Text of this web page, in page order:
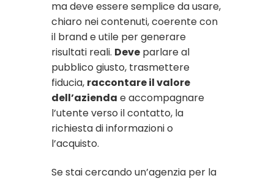
ma deve essere semplice da usare,
chiaro nei contenuti, coerente con
il brand e utile per generare
risultati reali. Deve parlare al
pubblico giusto, trasmettere
fiducia, raccontare il valore
dell’azienda e accompagnare
l’utente verso il contatto, la
richiesta di informazioni o
l’acquisto.
Se stai cercando un’agenzia per la